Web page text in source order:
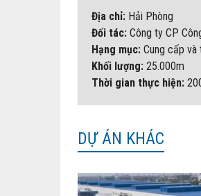
Địa chỉ: Hải Phòng
Đối tác: Công ty CP
Hạng mục: Cung cấp
Khối lượng: 25.000m
Thời gian thực hiện:
DỰ ÁN KHÁC